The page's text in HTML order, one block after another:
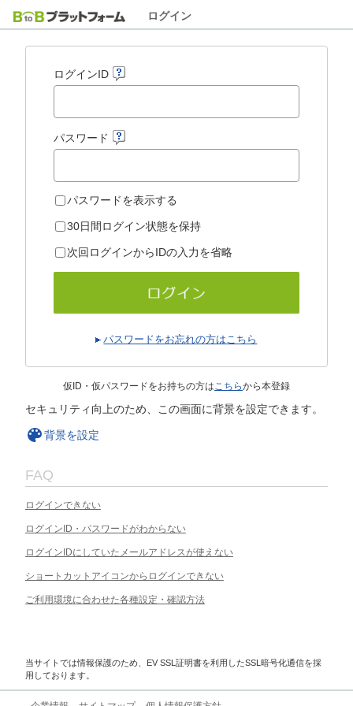
ログイン
ログインID
パスワード
パスワードを表示する
30日間ログイン状態を保持
次回ログインからIDの入力を省略
パスワードをお忘れの方はこちら
仮ID・仮パスワードをお持ちの方はこちらから本登録
セキュリティ向上のため、この画面に背景を設定できます。
背景を設定
FAQ
ログインできない
ログインID・パスワードがわからない
ログインIDにしていたメールアドレスが使えない
ショートカットアイコンからログインできない
ご利用環境に合わせた各種設定・確認方法
当サイトでは情報保護のため、EV SSL証明書を利用したSSL暗号化通信を採
用しております。